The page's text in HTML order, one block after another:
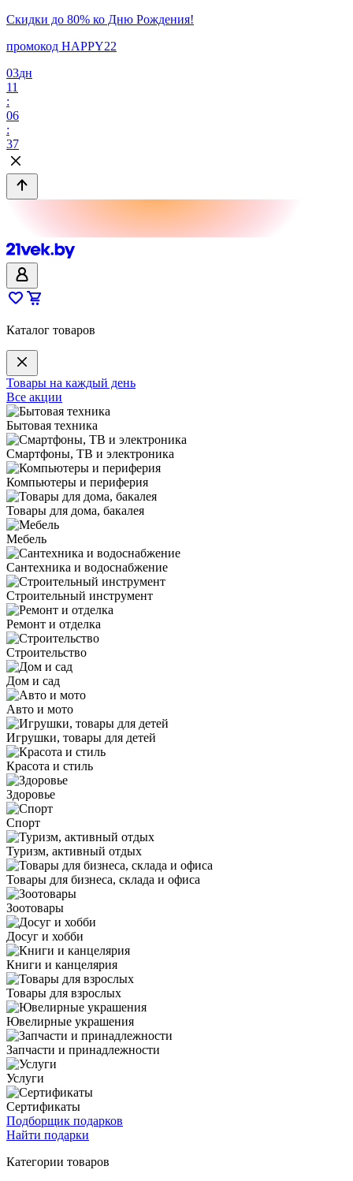
Скидки до 80% ко Дню Рождения!
промокод HAPPY22
03дн
11
:
06
:
37
Каталог товаров
Товары на каждый день
Все акции
Бытовая техника
Смартфоны, ТВ и электроника
Компьютеры и периферия
Товары для дома, бакалея
Мебель
Сантехника и водоснабжение
Строительный инструмент
Ремонт и отделка
Строительство
Дом и сад
Авто и мото
Игрушки, товары для детей
Красота и стиль
Здоровье
Спорт
Туризм, активный отдых
Товары для бизнеса, склада и офиса
Зоотовары
Досуг и хобби
Книги и канцелярия
Товары для взрослых
Ювелирные украшения
Запчасти и принадлежности
Услуги
Сертификаты
Подборщик подарков
Найти подарки
Категории товаров